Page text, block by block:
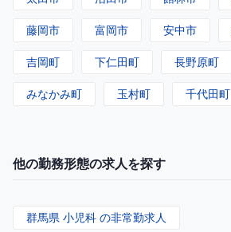
藤岡市 富岡市 安中市
吉岡町 下仁田町 長野原町
みなかみ町 玉村町 千代田町
他の勤務形態の求人を探す
群馬県 小児科 の非常勤求人